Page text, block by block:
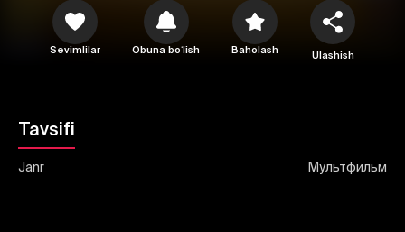
Sevimlilar Obuna boʻlish Baholash Ulashish
Tavsifi
Janr Мультфильм
Yuborish